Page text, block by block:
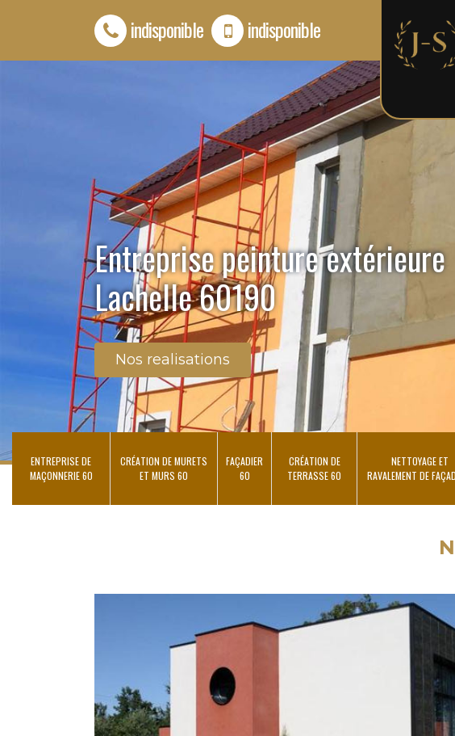
indisponible indisponible
Entreprise peinture extérieure
Lachelle 60190
Nos realisations
ENTREPRISE DE
MAÇONNERIE 60
CRÉATION DE MURETS
ET MURS 60
FAÇADIER
60
CRÉATION DE
TERRASSE 60
NETTOYAGE ET
RAVALEMENT DE